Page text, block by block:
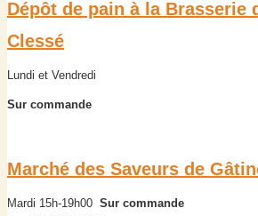
Dépôt de pain à la Brasserie
Clessé
Lundi et Vendredi
Sur commande
Marché des Saveurs de
Mardi 15h-19h00 Sur commande